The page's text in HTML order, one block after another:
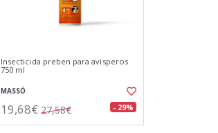
Insecticida preben para avisperos
750 ml
MASSÓ
19,68€ 27,58€ - 29%